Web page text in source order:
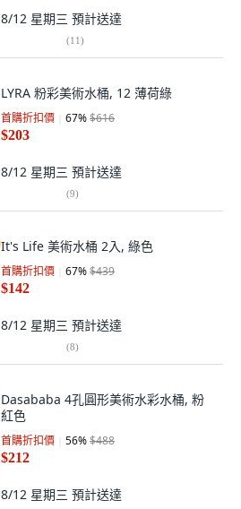
8/12 星期三 預計送達
(11)
LYRA 粉彩美術水桶, 12 薄荷綠
首購折扣價 67%$616
$203
8/12 星期三 預計送達
(9)
It's Life 美術水桶 2入, 綠色
首購折扣價 67%$439
$142
8/12 星期三 預計送達
(8)
Dasababa 4孔圓形美術水彩水桶, 粉
紅色
首購折扣價 56%$488
$212
8/12 星期三 預計送達